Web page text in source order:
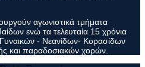
αγωνιστικά τμήματα
ενώ τα τελευταία 15 χρόνια
Γυναικών - Νεανίδων- Κορασίδων
και παραδοσιακών χορών.